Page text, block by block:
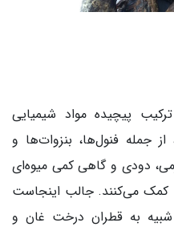
پیچیده مواد شیمیایی
جمله فنول‌ها، بنزوات‌ها و
دودی و گاهی کمی میوه‌ای
کمک می‌کنند. جالب اینجاست
شبیه به قطران درخت غان و